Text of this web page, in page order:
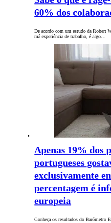
60% dos
De acordo com um estudo da Robert
má experiência de trabalho, é algo…
Apenas 19% dos
portugueses
exclusivamente
percentagem é
europeia
Conheça os resultados do Barómetro